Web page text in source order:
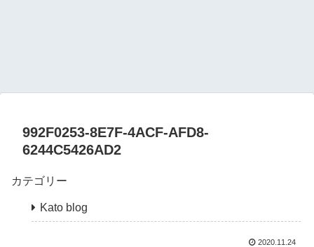
992F0253-8E7F-4ACF-AFD8-
6244C5426AD2
カテゴリー
Kato blog
2020.11.24